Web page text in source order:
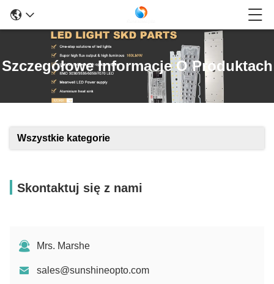
Szczegółowe Informacje O Produktach
Wszystkie kategorie
Skontaktuj się z nami
Mrs. Marshe
sales@sunshineopto.com